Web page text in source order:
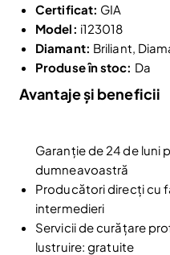
Reduceri și noutăți
Fii la curent cu
Am citit și sunt de acord
Certificat: GIA
Model: i123018
Diamant: Briliant,
Produse în stoc: Da
Avantaje și beneficii
Garanție de 24 de luni
dumneavoastră
Producători direcți cu
intermedieri
Servicii de curățare
lustruire: gratuite